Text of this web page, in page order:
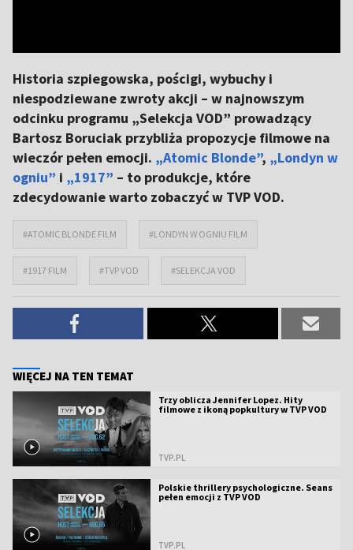
Historia szpiegowska, pościgi, wybuchy i
niespodziewane zwroty akcji – w najnowszym
odcinku programu „Selekcja VOD” prowadzący
Bartosz Boruciak przybliża propozycje filmowe na
wieczór pełen emocji. „Atomic Blonde”, „Londyn w
ogniu” i „1917” – to produkcje, które
zdecydowanie warto zobaczyć w TVP VOD.
#ATOMIC BLONDE FILM #LONDYN W OGNIU FILM
#1917 FILM #TVP VOD #SELEKCJA VOD
WIĘCEJ NA TEN TEMAT
Trzy oblicza Jennifer Lopez. Hity
filmowe z ikoną popkultury w TVP VOD
TVP.PL
Polskie thrillery psychologiczne. Seans
pełen emocji z TVP VOD
TVP.PL